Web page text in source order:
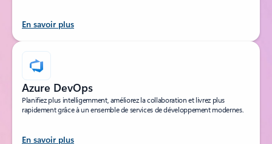
En savoir plus
Azure DevOps
Planifiez plus intelligemment, améliorez la collaboration et livrez plus
rapidement grâce à un ensemble de services de développement modernes.
En savoir plus